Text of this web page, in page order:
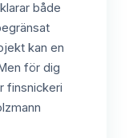
både
kan en
för dig
finsnickeri